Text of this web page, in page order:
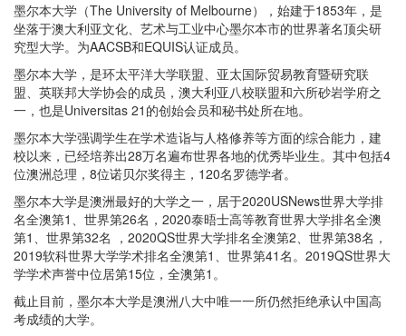
墨尔本大学（The University of Melbourne），始建于1853年，是
坐落于澳大利亚文化、艺术与工业中心墨尔本市的世界著名顶尖研
究型大学。为AACSB和EQUIS认证成员。
墨尔本大学，是环太平洋大学联盟、亚太国际贸易教育暨研究联
盟、英联邦大学协会的成员，澳大利亚八校联盟和六所砂岩学府之
一，也是Universitas 21的创始会员和秘书处所在地。
墨尔本大学强调学生在学术造诣与人格修养等方面的综合能力，建
校以来，已经培养出28万名遍布世界各地的优秀毕业生。其中包括4
位澳洲总理，8位诺贝尔奖得主，120名罗德学者。
墨尔本大学是澳洲最好的大学之一，居于2020USNews世界大学排
名全澳第1、世界第26名，2020泰晤士高等教育世界大学排名全澳
第1、世界第32名 ，2020QS世界大学排名全澳第2、世界第38名，
2019软科世界大学学术排名全澳第1、世界第41名。2019QS世界大
学学术声誉中位居第15位，全澳第1。
截止目前，墨尔本大学是澳洲八大中唯一一所仍然拒绝承认中国高
考成绩的大学。